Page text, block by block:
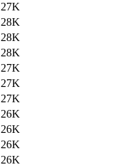
27K
28K
28K
28K
27K
27K
27K
26K
26K
26K
26K